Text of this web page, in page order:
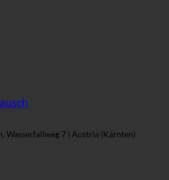
Wasserfallweg 7 | Austria (Kärnten)